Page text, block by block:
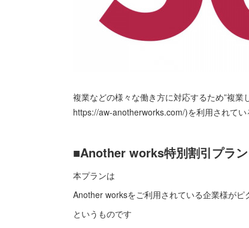
複業などの様々な働き方に対応するため”複業
https://aw-anotherworks.com/)を利用されて
■Another works特別割引プラン
本プランは
Another worksをご利用されている企業様がピ
というものです